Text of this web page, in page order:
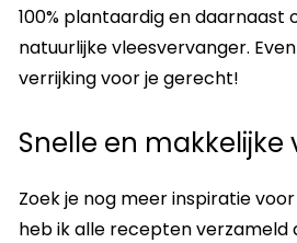
100% plantaardig en daarnaast
natuurlijke vleesvervanger.
verrijking voor je gerecht!
Snelle en
Zoek je nog meer inspiratie
heb ik alle recepten verzameld